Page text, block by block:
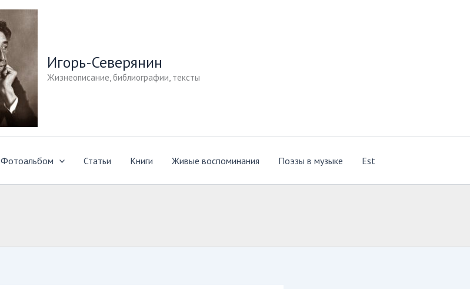
Игорь-Северянин
Жизнеописание, библиографии, тексты
Фотоальбом Статьи Книги Живые воспоминания Поэзы в музыке Est